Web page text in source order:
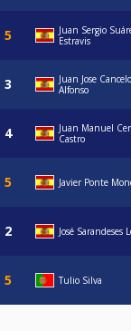
Juan Sergio
Estravis
Juan Jose Cancelo
Alfonso
Juan Manuel
Castro
Javier Ponte
José Sarandeses
Tulio Silva